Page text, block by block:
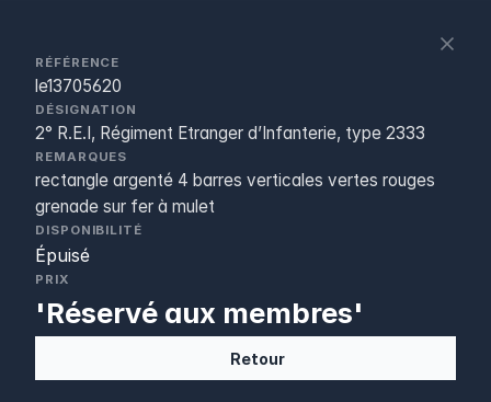
RÉFÉRENCE
le13705620
DÉSIGNATION
2° R.E.I, Régiment Etranger d’Infanterie, type 2333
REMARQUES
rectangle argenté 4 barres verticales vertes rouges
grenade sur fer à mulet
DISPONIBILITÉ
Épuisé
PRIX
'Réservé aux membres'
Retour